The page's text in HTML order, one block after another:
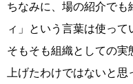
ちなみに、場の紹介で
ィ」という言葉は使って
そもそも組織としての
上げたわけではないと思